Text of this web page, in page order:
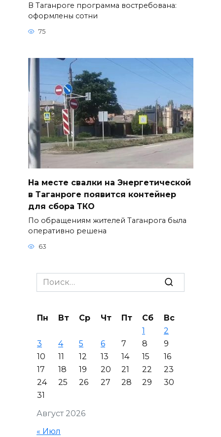
В Таганроге программа востребована:
оформлены сотни
75
На месте свалки на Энергетической
в Таганроге появится контейнер
для сбора ТКО
По обращениям жителей Таганрога была
оперативно решена
63
Search
for:
Август 2026
Пн Вт Ср Чт Пт Сб
Вс
1
2
3
4 5 6 7 8
9
10
11 12 13 14 15
16
17
18 19 20 21 22
23
24
25 26 27 28 29
30
31
« Июл